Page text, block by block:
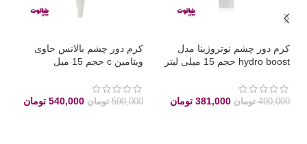
کرم دور چشم نوتروژینا مدل
hydro boost حجم 15 میلی لیتر
490,000 تومان 381,000 تومان
کرم دور چشم بالانس حاوی
ویتامین c حجم 15 میل
590,000 تومان 540,000 تومان